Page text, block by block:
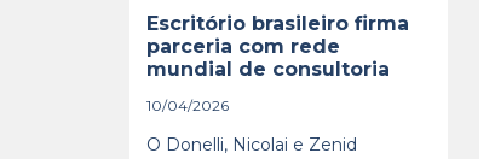
Escritório brasileiro firma
parceria com rede
mundial de consultoria
10/04/2026
O Donelli, Nicolai e Zenid